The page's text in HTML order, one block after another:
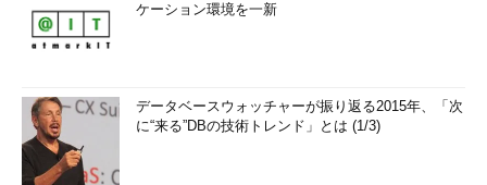
ケーション環境を一新
データベースウォッチャーが振り返る2015年、「次
に“来る”DBの技術トレンド」とは (1/3)